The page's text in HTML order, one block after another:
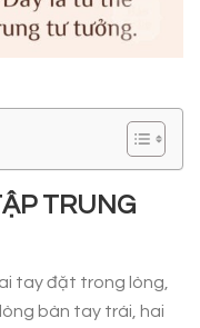
TRUNG
tay đặt trong lòng,
bàn tay trái, hai